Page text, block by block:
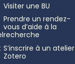
Visiter une BU
Prendre un rendez-
vous d’aide à la
recherche
S’inscrire à un atelier
Zotero